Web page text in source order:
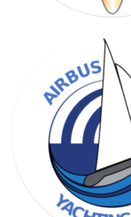
WIND & WAVE SOCIETY